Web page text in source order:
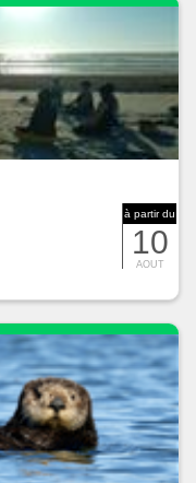
à partir du
10
AOUT